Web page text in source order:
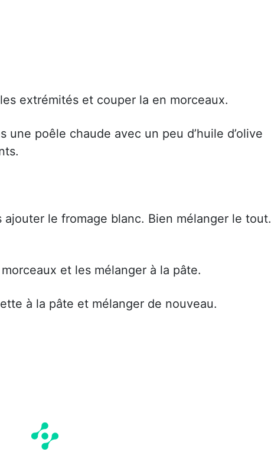
extrémités et couper la en morceaux.
une poêle chaude avec un peu d’huile d’olive
ajouter le fromage blanc. Bien mélanger le tout.
et les mélanger à la pâte.
à la pâte et mélanger de nouveau.